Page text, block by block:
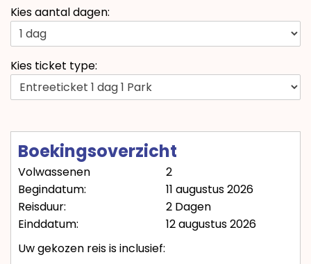
Kies aantal dagen:
Kies ticket type:
Boekingsoverzicht
Volwassenen
2
Begindatum:
11 augustus 2026
Reisduur:
2 Dagen
Einddatum:
12 augustus 2026
Uw gekozen reis is inclusief: